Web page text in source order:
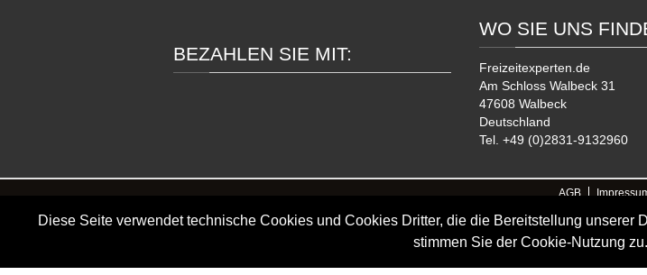
Diese Seite verwendet technische Cookies und Cookies Dritter, die die Bereitstellung unserer
stimmen Sie der Cookie-Nutzung zu.
BEZAHLEN SIE MIT:
WO SIE UNS
Freizeitexperten.de
Am Schloss Walbeck 31
47608 Walbeck
Deutschland
Tel. +49 (0)2831-9132960
AGB
BÜRO
Freizeitexperten, Am Schloss Walbeck 31, 47608 Geldern, Deutschland